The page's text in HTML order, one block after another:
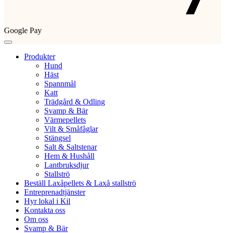
Google Pay
Produkter
Hund
Häst
Spannmål
Katt
Trädgård & Odling
Svamp & Bär
Värmepellets
Vilt & Småfåglar
Stängsel
Salt & Saltstenar
Hem & Hushåll
Lantbruksdjur
Stallströ
Beställ Laxåpellets & Laxå stallströ
Entreprenadtjänster
Hyr lokal i Kil
Kontakta oss
Om oss
Svamp & Bär